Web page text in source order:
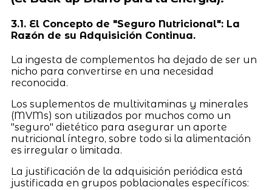
3.1. El Concepto de "Seguro Nutricional": La
Razón de su Adquisición Continua.
La ingesta de complementos ha dejado de ser un
nicho para convertirse en una necesidad
reconocida.
Los suplementos de multivitaminas y minerales
(MVMs) son utilizados por muchos como un
"seguro" dietético para asegurar un aporte
nutricional íntegro, sobre todo si la alimentación
es irregular o limitada.
La justificación de la adquisición periódica está
justificada en grupos poblacionales específicos: